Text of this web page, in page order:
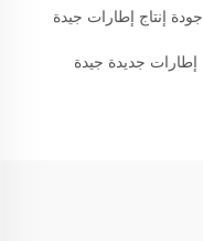
جودة إنتاج إطارات جيدة
إطارات جديدة جيدة